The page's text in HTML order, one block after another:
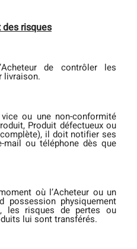
risques
de contrôler les
livraison.
ou une non-conformité
Produit défectueux ou
il doit notifier ses
mail ou téléphone dès que
où l’Acheteur ou un
possession physiquement
les risques de pertes ou
lui sont transférés.